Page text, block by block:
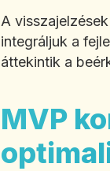
A
integráljuk a
áttekintik a
MVP